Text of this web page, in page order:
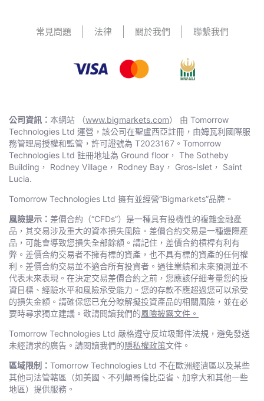
常見問題 法律 關於我們 聯繫我們
公司資訊： 本網站 （www.bigmarkets.com） 由 Тоmоrrоw
Technologies Ltd 運營，該公司在聖盧西亞註冊，由姆瓦利國際服
務管理局授權和監管，許可證號為 T2023167。Тоmоrrоw
Technologies Ltd 註冊地址為 Ground floor， The Sotheby
Building， Rodney Village， Rodney Bay， Gros-Islet， Saint
Lucia.
Тоmоrrоw Technologies Ltd 擁有並經營“Bigmarkets”品牌。
風險提示： 差價合約（“CFDs”）是一種具有投機性的複雜金融產
品，其交易涉及重大的資本損失風險。差價合約交易是一種邊際產
品，可能會導致您損失全部餘額。請記住，差價合約槓桿有利有
弊。差價合約交易者不擁有標的資產，也不具有標的資產的任何權
利。差價合約交易並不適合所有投資者。過往業績和未來預測並不
代表未來表現。在決定交易差價合約之前，您應該仔細考量您的投
資目標、經驗水平和風險承受能力。您的存款不應超過您可以承受
的損失金額。請確保您已充分瞭解擬投資產品的相關風險，並在必
要時尋求獨立建議。敬請閱讀我們的風險披露文件。
Тоmоrrоw Technologies Ltd 嚴格遵守反垃圾郵件法規，避免發送
未經請求的廣告。請閱讀我們的隱私權政策文件。
區域限制： Тоmоrrоw Technologies Ltd 不在歐洲經濟區以及某些
其他司法管轄區（如美國、不列顛哥倫比亞省、加拿大和其他一些
地區）提供服務。